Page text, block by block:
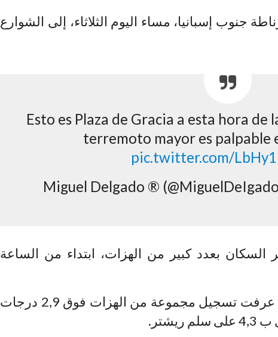
جنوب إسبانيا، مساء اليوم الثلاثاء، إلى الشوارع
Esto es Plaza de Gracia a esta hora de
terremoto mayor es palpable
pic.twitter.com/
بعدد كبير من الهزات، ابتداء من الساعة
وأكدت نفس المصادر أن المنطقة عرفت تسجيل مجموعة من الهزات فوق 2,9 درجات